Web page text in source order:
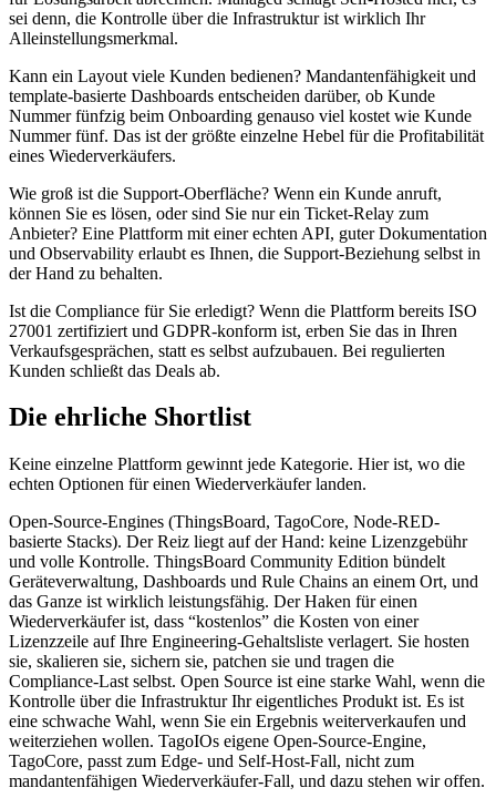
sei denn, die Kontrolle über die Infrastruktur ist wirklich Ihr
Alleinstellungsmerkmal.
Kann ein Layout viele Kunden bedienen? Mandantenfähigkeit und
template-basierte Dashboards entscheiden darüber, ob Kunde
Nummer fünfzig beim Onboarding genauso viel kostet wie Kunde
Nummer fünf. Das ist der größte einzelne Hebel für die Profitabilität
eines Wiederverkäufers.
Wie groß ist die Support-Oberfläche? Wenn ein Kunde anruft,
können Sie es lösen, oder sind Sie nur ein Ticket-Relay zum
Anbieter? Eine Plattform mit einer echten API, guter Dokumentation
und Observability erlaubt es Ihnen, die Support-Beziehung selbst in
der Hand zu behalten.
Ist die Compliance für Sie erledigt? Wenn die Plattform bereits ISO
27001 zertifiziert und GDPR-konform ist, erben Sie das in Ihren
Verkaufsgesprächen, statt es selbst aufzubauen. Bei regulierten
Kunden schließt das Deals ab.
Die ehrliche Shortlist
Keine einzelne Plattform gewinnt jede Kategorie. Hier ist, wo die
echten Optionen für einen Wiederverkäufer landen.
Open-Source-Engines (ThingsBoard, TagoCore, Node-RED-
basierte Stacks). Der Reiz liegt auf der Hand: keine Lizenzgebühr
und volle Kontrolle. ThingsBoard Community Edition bündelt
Geräteverwaltung, Dashboards und Rule Chains an einem Ort, und
das Ganze ist wirklich leistungsfähig. Der Haken für einen
Wiederverkäufer ist, dass “kostenlos” die Kosten von einer
Lizenzzeile auf Ihre Engineering-Gehaltsliste verlagert. Sie hosten
sie, skalieren sie, sichern sie, patchen sie und tragen die
Compliance-Last selbst. Open Source ist eine starke Wahl, wenn die
Kontrolle über die Infrastruktur Ihr eigentliches Produkt ist. Es ist
eine schwache Wahl, wenn Sie ein Ergebnis weiterverkaufen und
weiterziehen wollen. TagoIOs eigene Open-Source-Engine,
TagoCore, passt zum Edge- und Self-Host-Fall, nicht zum
mandantenfähigen Wiederverkäufer-Fall, und dazu stehen wir offen.